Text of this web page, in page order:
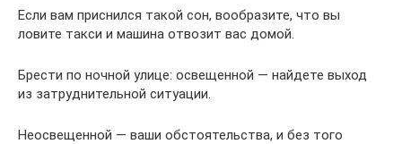
Если вам приснился такой сон, вообразите, что вы
ловите такси и машина отвозит вас домой.
Брести по ночной улице: освещенной — найдете выход
из затруднительной ситуации.
Неосвещенной — ваши обстоятельства, и без того